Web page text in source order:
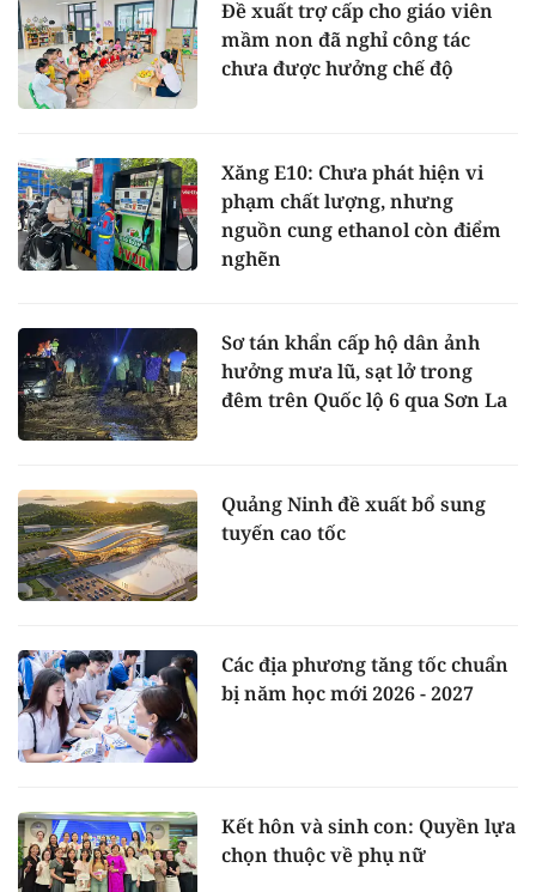
Đề xuất trợ cấp cho giáo viên
mầm non đã nghỉ công tác
chưa được hưởng chế độ
Xăng E10: Chưa phát hiện vi
phạm chất lượng, nhưng
nguồn cung ethanol còn điểm
nghẽn
Sơ tán khẩn cấp hộ dân ảnh
hưởng mưa lũ, sạt lở trong
đêm trên Quốc lộ 6 qua Sơn La
Quảng Ninh đề xuất bổ sung
tuyến cao tốc
Các địa phương tăng tốc chuẩn
bị năm học mới 2026 - 2027
Kết hôn và sinh con: Quyền lựa
chọn thuộc về phụ nữ